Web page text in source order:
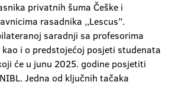
privatnih šuma Češke i
rasadnika ,,Lescus”.
saradnji sa profesorima
i o predstojećoj posjeti studenata
će u junu 2025. godine posjetiti
Jedna od ključnih tačaka